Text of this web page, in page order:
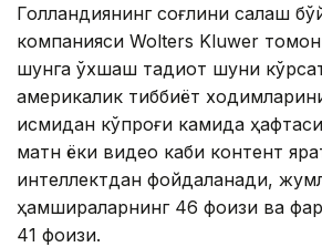
Голландиянинг соғлиқни сақлаш
компанияси Wolters Kluwer
шунга ўхшаш тадқиқот шуни
америкалик тиббиёт
қисмидан кўпроғи камида
матн ёки видео каби контент
интеллектдан фойдаланади,
ҳамшираларнинг 46 фоизи ва
41 фоизи.